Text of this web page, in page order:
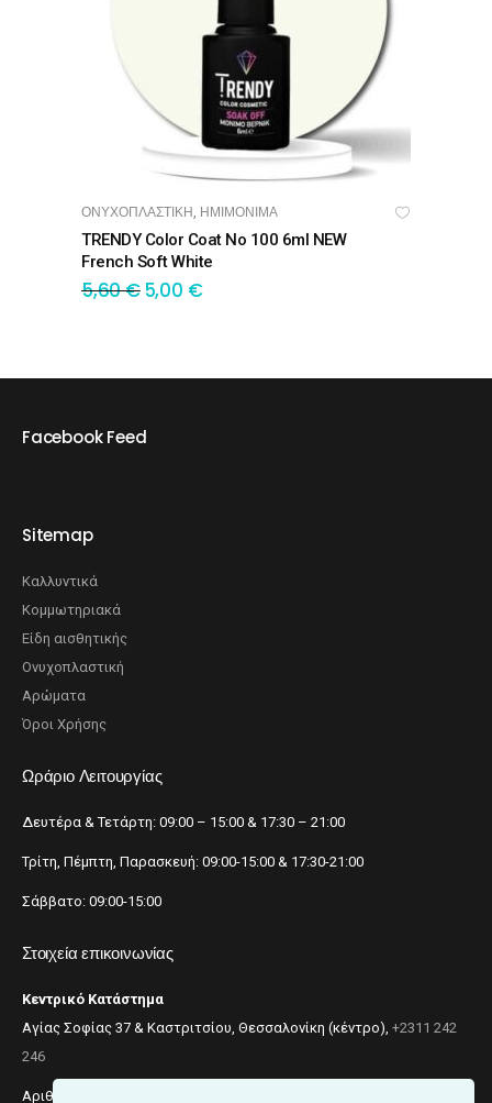
ΠΡΟΣΘΉΚΗ ΣΤΟ ΚΑΛΆΘΙ
ΟΝΥΧΟΠΛΑΣΤΙΚΗ, ΗΜΙΜΟΝΙΜΑ
TRENDY Color Coat No 100 6ml NEW
French Soft White
5,60€5,00 €
Facebook Feed
Sitemap
Καλλυντικά
Κομμωτηριακά
Είδη αισθητικής
Ονυχοπλαστική
Αρώματα
Όροι Χρήσης
Ωράριο Λειτουργίας
Δευτέρα & Τετάρτη: 09:00 – 15:00 & 17:30 – 21:00
Τρίτη, Πέμπτη, Παρασκευή: 09:00-15:00 & 17:30-21:00
Σάββατο: 09:00-15:00
Στοιχεία επικοινωνίας
Κεντρικό Κατάστημα
Αγίας Σοφίας 37 & Καστριτσίου, Θεσσαλονίκη (κέντρο), +2311 242
246
Αριθμός ΓΕΜΗ: 059299204000